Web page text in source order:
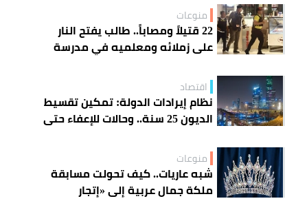
منوعات
22 قتيلاً ومصاباً.. طالب يفتح النار
على زملائه ومعلميه في مدرسة
اقتصاد
نظام إيرادات الدولة: تمكين تقسيط
الديون 25 سنة.. وحالات للإعفاء حتى
منوعات
شبه عاريات.. كيف تحولت مسابقة
ملكة جمال عربية إلى «إتجار